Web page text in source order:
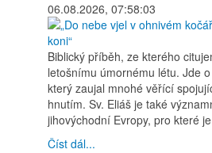
06.08.2026, 07:58:03
Biblický příběh, ze kterého
letošnímu úmornému létu. Jde
který zaujal mnohé věřící
hnutím. Sv. Eliáš je také
jihovýchodní Evropy, pro které
Číst dál...